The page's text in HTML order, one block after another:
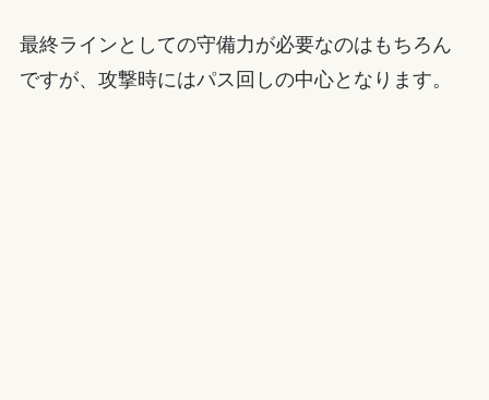
最終ラインとしての守備力が必要なのはもちろん
ですが、攻撃時にはパス回しの中心となります。